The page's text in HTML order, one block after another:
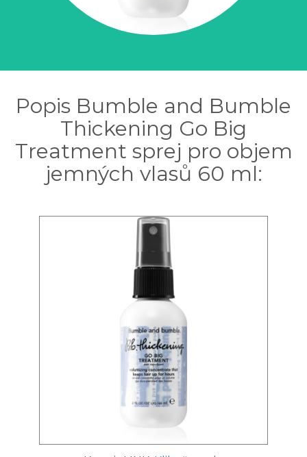
Popis Bumble and Bumble
Thickening Go Big
Treatment sprej pro objem
jemných vlasů 60 ml: